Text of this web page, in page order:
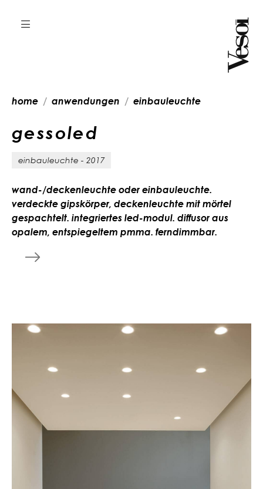
home anwendungen einbauleuchte
gessoled
einbauleuchte - 2017
wand-/deckenleuchte oder einbauleuchte.
verdeckte gipskörper, deckenleuchte mit mörtel
gespachtelt. integriertes led-modul. diffusor aus
opalem, entspiegeltem pmma. ferndimmbar.